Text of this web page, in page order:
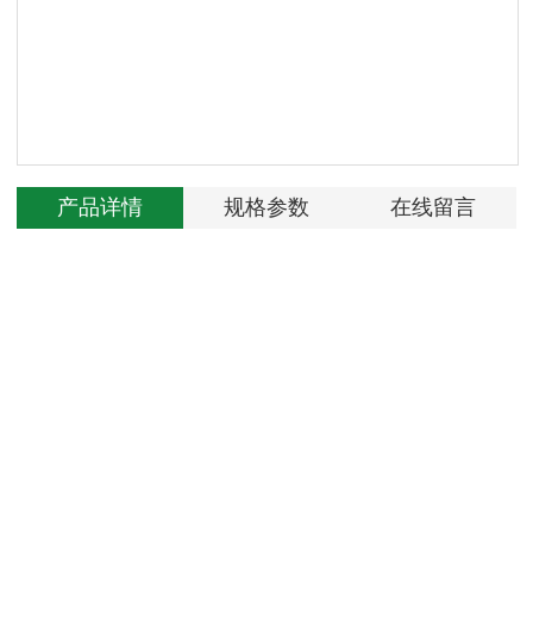
产品详情 规格参数 在线留言